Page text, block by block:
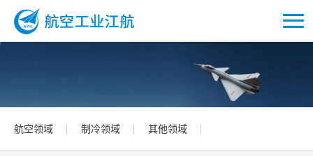
航空领域 制冷领域 其他领域